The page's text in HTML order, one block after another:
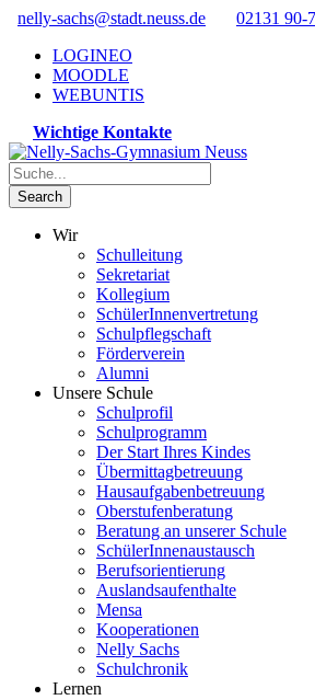
nelly-sachs@stadt.neuss.de
02131 90-
LOGINEO
MOODLE
WEBUNTIS
Wichtige Kontakte
Wir
Schulleitung
Sekretariat
Kollegium
SchülerInnenvertretung
Schulpflegschaft
Förderverein
Alumni
Unsere Schule
Schulprofil
Schulprogramm
Der Start Ihres Kindes
Übermittagbetreuung
Hausaufgabenbetreuung
Oberstufenberatung
Beratung an unserer Schule
SchülerInnenaustausch
Berufsorientierung
Auslandsaufenthalte
Mensa
Kooperationen
Nelly Sachs
Schulchronik
Lernen